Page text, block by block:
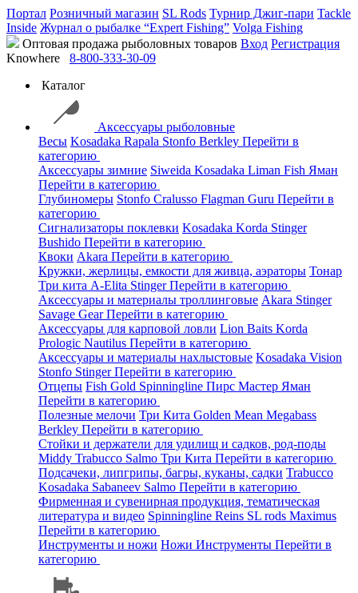
Портал Розничный магазин SL Rods Турнир Джиг-пари Tackle
Inside Журнал о рыбалке “Expert Fishing” Volga Fishing
Оптовая продажа рыболовных товаров Вход Регистрация
Knowhere
8-800-333-30-09
Каталог
Аксессуары рыболовные
Весы Kosadaka Rapala Stonfo Berkley Перейти в
категорию
Аксессуары зимние Siweida Kosadaka Liman Fish Яман
Перейти в категорию
Глубиномеры Stonfo Cralusso Flagman Guru Перейти в
категорию
Сигнализаторы поклевки Kosadaka Korda Stinger
Bushido Перейти в категорию
Квоки Akara Перейти в категорию
Кружки, жерлицы, емкости для живца, аэраторы Тонар
Три кита A-Elita StingerПерейти в категорию
Аксессуары и материалы троллинговые Akara Stinger
Savage GearПерейти в категорию
Аксессуары для карповой ловли Lion Baits Korda
Prologic Nautilus Перейти в категорию
Аксессуары и материалы нахлыстовые Kosadaka Vision
Stonfo StingerПерейти в категорию
Отцепы Fish Gold Spinningline Пирс Мастер Яман
Перейти в категорию
Полезные мелочи Три Кита Golden Mean Megabass
Berkley Перейти в категорию
Стойки и держатели для удилищ и садков, род-поды
Middy Trabucco Salmo Три Кита Перейти в категорию
Подсачеки, липгрипы, багры, куканы, садки Trabucco
Kosadaka Sabaneev Salmo Перейти в категорию
Фирменная и сувенирная продукция, тематическая
литература и видео Spinningline Reins SL rods Maximus
Перейти в категорию
Инструменты и ножи Ножи Инструменты Перейти в
категорию